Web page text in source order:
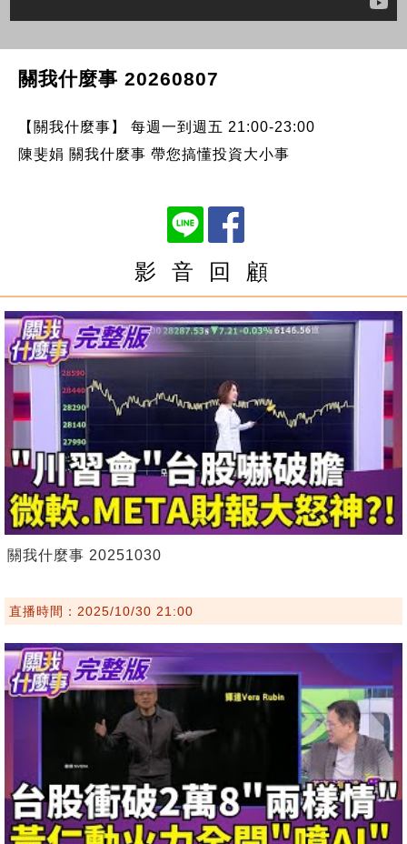
關我什麼事 20260807
【關我什麼事】 每週一到週五 21:00-23:00
陳斐娟 關我什麼事 帶您搞懂投資大小事
影 音 回 顧
關我什麼事 20251030
直播時間：2025/10/30 21:00